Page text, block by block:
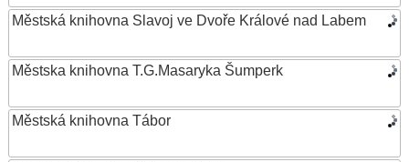
Městská knihovna Slavoj ve Dvoře Králové nad Labem
Městska knihovna T.G.Masaryka Šumperk
Městská knihovna Tábor